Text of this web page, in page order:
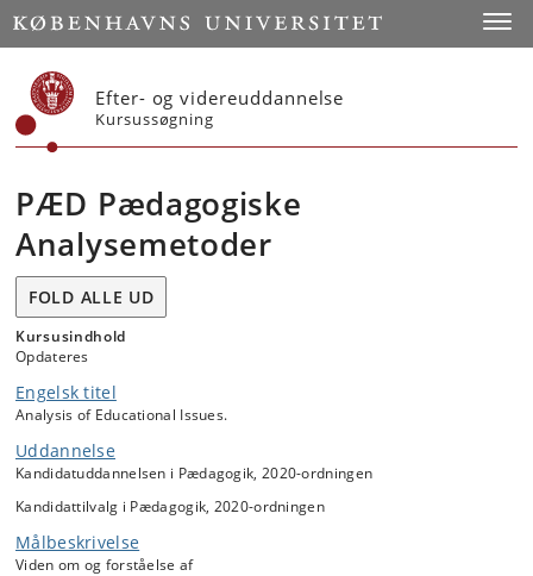
Start
Efter- og videreuddannelse
Kursussøgning
PÆD Pædagogiske
Analysemetoder
FOLD ALLE UD
Kursusindhold
Opdateres
Engelsk titel
Analysis of Educational Issues.
Uddannelse
Kandidatuddannelsen i Pædagogik, 2020-ordningen
Kandidattilvalg i Pædagogik, 2020-ordningen
Målbeskrivelse
Viden om og forståelse af